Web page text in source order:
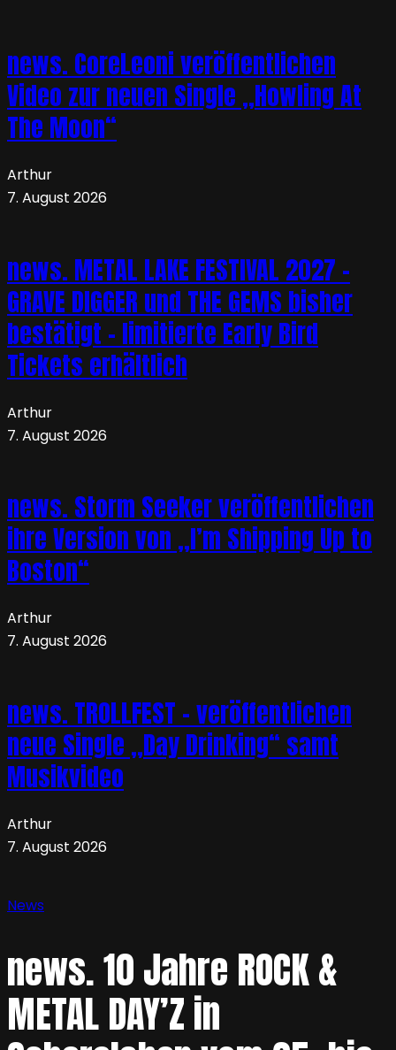
news. CoreLeoni veröffentlichen
Video zur neuen Single „Howling At
The Moon“
Arthur
7. August 2026
news. METAL LAKE FESTIVAL 2027 –
GRAVE DIGGER und THE GEMS bisher
bestätigt – limitierte Early Bird
Tickets erhältlich
Arthur
7. August 2026
news. Storm Seeker veröffentlichen
ihre Version von „I’m Shipping Up to
Boston“
Arthur
7. August 2026
news. TROLLFEST – veröffentlichen
neue Single „Day Drinking“ samt
Musikvideo
Arthur
7. August 2026
News
news. 10 Jahre ROCK &
METAL DAY’Z in